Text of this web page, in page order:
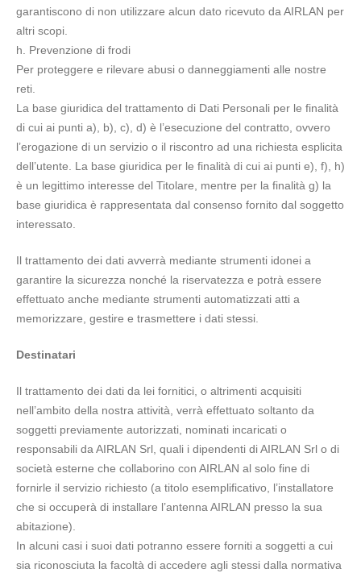
garantiscono di non utilizzare alcun dato ricevuto da AIRLAN per
altri scopi.
h. Prevenzione di frodi
Per proteggere e rilevare abusi o danneggiamenti alle nostre
reti.
La base giuridica del trattamento di Dati Personali per le finalità
di cui ai punti a), b), c), d) è l’esecuzione del contratto, ovvero
l’erogazione di un servizio o il riscontro ad una richiesta esplicita
dell’utente. La base giuridica per le finalità di cui ai punti e), f), h)
è un legittimo interesse del Titolare, mentre per la finalità g) la
base giuridica è rappresentata dal consenso fornito dal soggetto
interessato.
Il trattamento dei dati avverrà mediante strumenti idonei a
garantire la sicurezza nonché la riservatezza e potrà essere
effettuato anche mediante strumenti automatizzati atti a
memorizzare, gestire e trasmettere i dati stessi.
Destinatari
Il trattamento dei dati da lei fornitici, o altrimenti acquisiti
nell’ambito della nostra attività, verrà effettuato soltanto da
soggetti previamente autorizzati, nominati incaricati o
responsabili da AIRLAN Srl, quali i dipendenti di AIRLAN Srl o di
società esterne che collaborino con AIRLAN al solo fine di
fornirle il servizio richiesto (a titolo esemplificativo, l’installatore
che si occuperà di installare l’antenna AIRLAN presso la sua
abitazione).
In alcuni casi i suoi dati potranno essere forniti a soggetti a cui
sia riconosciuta la facoltà di accedere agli stessi dalla normativa